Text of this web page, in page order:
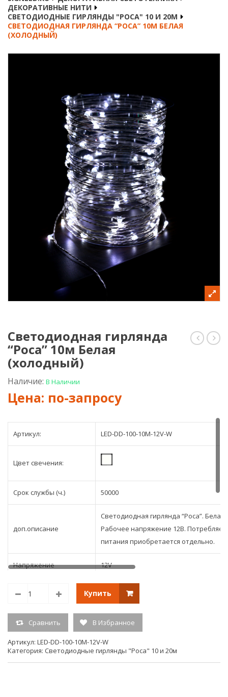
ОПЛАТА И ДОСТАВКА
НАШИ РЕКВИЗИТЫ
ДЕКОРАТИВНЫЕ НИТИ
СВЕТОДИОДНЫЕ ГИРЛЯНДЫ "РОСА" 10 И 20М
СВЕТОДИОДНАЯ ГИРЛЯНДА “РОСА” 10М БЕЛАЯ
(ХОЛОДНЫЙ)
Светодиодная гирлянда
“Роса” 10м Белая
(холодный)
Наличие: В Наличии
Артикул: LED-DD-100-10M-12V-W
Цвет свечения:
Срок службы (ч.) 50000
доп.описание
Светодиодная гирлянда “Роса”.
Рабочее напряжение 12В.
питания приобретается отдельно.
Напряжение 12V
Тип свечения постоянного свечения
шт.
Купить
Сравнить В Избранное
Артикул: LED-DD-100-10M-12V-W
Категория: Светодиодные гирлянды "Роса" 10 и 20м